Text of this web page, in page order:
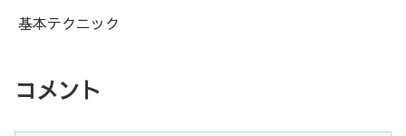
基本テクニック
コメント